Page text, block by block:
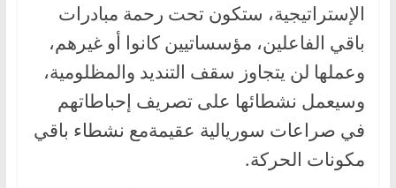
الإستراتيجية، ستكون تحت رحمة مبادرات
باقي الفاعلين، مؤسساتيين كانوا أو غيرهم،
وعملها لن يتجاوز سقف التنديد والمظلومية،
وسيعمل نشطائها على تصريف إحباطاتهم
في صراعات سوريالية عقيمةمع نشطاء باقي
مكونات الحركة.